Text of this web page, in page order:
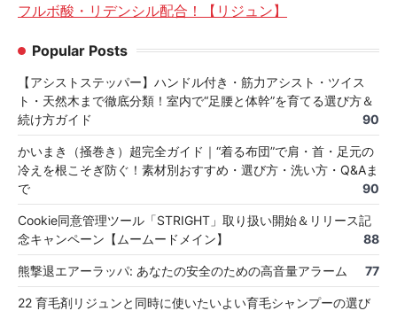
フルボ酸・リデンシル配合！【リジュン】
Popular Posts
【アシストステッパー】ハンドル付き・筋力アシスト・ツイス
ト・天然木まで徹底分類！室内で“足腰と体幹”を育てる選び方＆
続け方ガイド
90
かいまき（掻巻き）超完全ガイド｜“着る布団”で肩・首・足元の
冷えを根こそぎ防ぐ！素材別おすすめ・選び方・洗い方・Q&Aま
で
90
Cookie同意管理ツール「STRIGHT」取り扱い開始＆リリース記
念キャンペーン【ムームードメイン】
88
熊撃退エアーラッパ: あなたの安全のための高音量アラーム 77
22 育毛剤リジュンと同時に使いたいよい育毛シャンプーの選び